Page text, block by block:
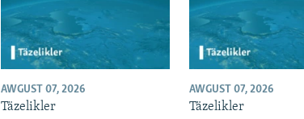
AWGUST 07, 2026
Täzelikler
AWGUST 07, 2026
Täzelikler